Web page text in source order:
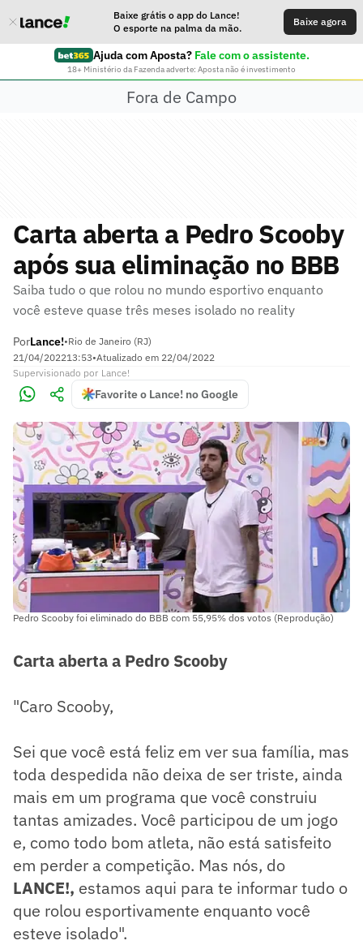
Baixe grátis o app do Lance!
O esporte na palma da mão.
Baixe agora
Ajuda com Aposta? Fale com o assistente.
18+ Ministério da Fazenda adverte: Aposta não é investimento
Fora de Campo
Carta aberta a Pedro Scooby
após sua eliminação no BBB
Saiba tudo o que rolou no mundo esportivo enquanto
você esteve quase três meses isolado no reality
PorLance!•Rio de Janeiro (RJ)
21/04/202213:53•Atualizado em 22/04/2022
Supervisionado por Lance!
Favorite o Lance! no Google
Pedro Scooby foi eliminado do BBB com 55,95% dos votos (Reprodução)
Carta aberta a Pedro Scooby
"Caro Scooby,
Sei que você está feliz em ver sua família, mas
toda despedida não deixa de ser triste, ainda
mais em um programa que você construiu
tantas amizades. Você participou de um jogo
e, como todo bom atleta, não está satisfeito
em perder a competição. Mas nós, do
LANCE!, estamos aqui para te informar tudo o
que rolou esportivamente enquanto você
esteve isolado".